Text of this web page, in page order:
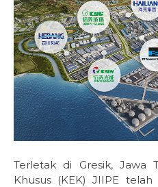
Terletak di Gresik, Jawa
Khusus (KEK) JIIPE